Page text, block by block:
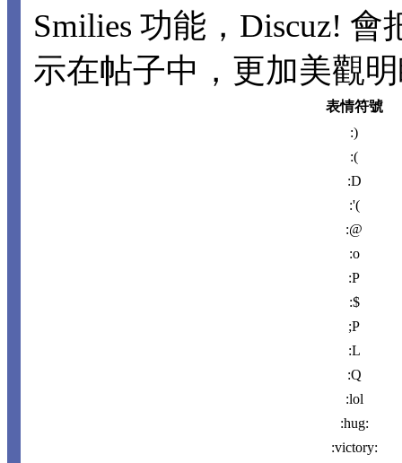
Smilies 功能，Discuz!
示在帖子中，更加美觀
表情符號
:)
:(
:D
:'(
:@
:o
:P
:$
;P
:L
:Q
:lol
:hug:
:victory: